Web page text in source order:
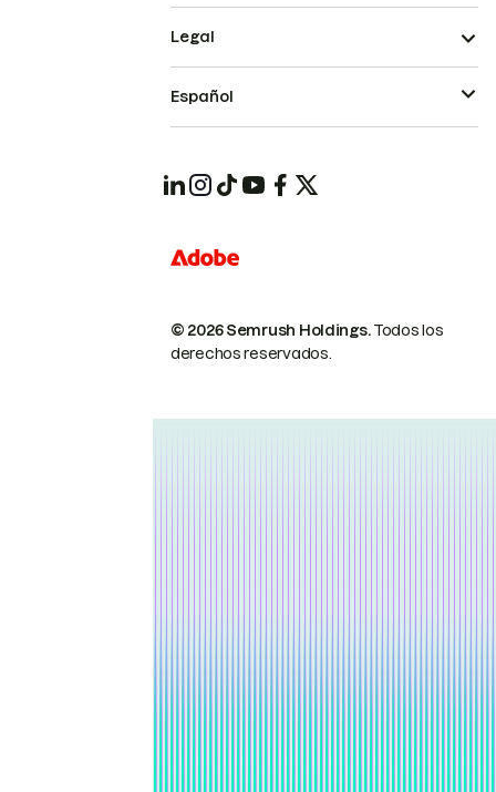
© 2026 Semrush Holdings.Todos los
derechos reservados.
Legal
Español